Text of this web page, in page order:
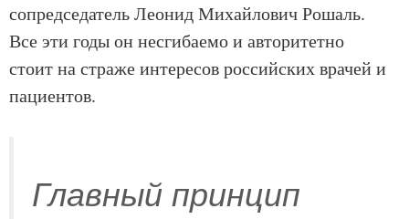
сопредседатель Леонид Михайлович Рошаль.
Все эти годы он несгибаемо и авторитетно
стоит на страже интересов российских врачей и
пациентов.
Главный принцип